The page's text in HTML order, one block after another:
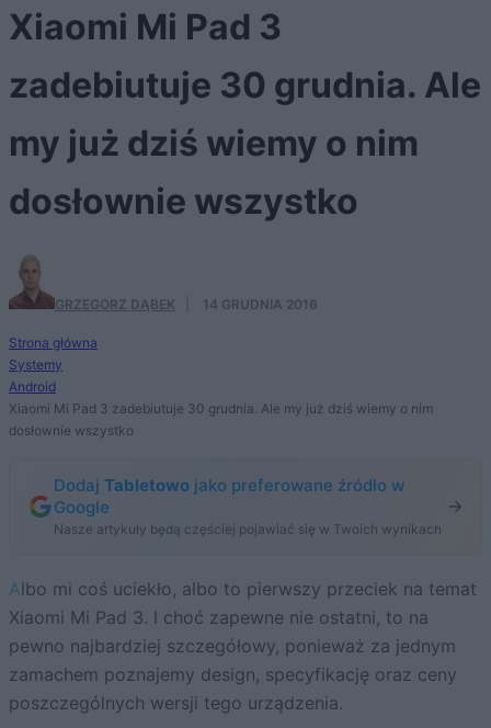
Xiaomi Mi Pad 3
zadebiutuje 30 grudnia. Ale
my już dziś wiemy o nim
dosłownie wszystko
GRZEGORZ DĄBEK 14 GRUDNIA 2016
Strona główna
Systemy
Android
Xiaomi Mi Pad 3 zadebiutuje 30 grudnia. Ale my już dziś wiemy o nim
dosłownie wszystko
Dodaj Tabletowo jako preferowane źródło w
Google
Nasze artykuły będą częściej pojawiać się w Twoich wynikach
Albo mi coś uciekło, albo to pierwszy przeciek na temat
Xiaomi Mi Pad 3. I choć zapewne nie ostatni, to na
pewno najbardziej szczegółowy, ponieważ za jednym
zamachem poznajemy design, specyfikację oraz ceny
poszczególnych wersji tego urządzenia.